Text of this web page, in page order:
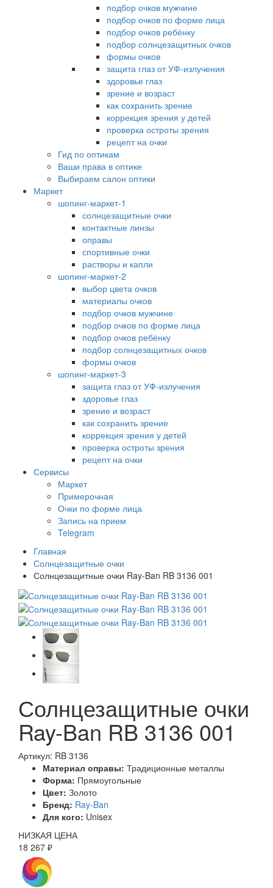
подбор очков мужчине
подбор очков по форме лица
подбор очков ребёнку
подбор солнцезащитных очков
формы очков
защита глаз от УФ-излучения
здоровье глаз
зрение и возраст
как сохранить зрение
коррекция зрения у детей
проверка остроты зрения
рецепт на очки
Гид по оптикам
Ваши права в оптике
Выбираем салон оптики
Маркет
шопинг-маркет-1
солнцезащитные очки
контактные линзы
оправы
спортивные очки
растворы и капли
шопинг-маркет-2
выбор цвета очков
материалы очков
подбор очков мужчине
подбор очков по форме лица
подбор очков ребёнку
подбор солнцезащитных очков
формы очков
шопинг-маркет-3
защита глаз от УФ-излучения
здоровье глаз
зрение и возраст
как сохранить зрение
коррекция зрения у детей
проверка остроты зрения
рецепт на очки
Сервисы
Маркет
Примерочная
Очки по форме лица
Запись на прием
Telegram
Главная
Солнцезащитные очки
Солнцезащитные очки Ray-Ban RB 3136 001
Солнцезащитные очки
Ray-Ban RB 3136 001
Артикул: RB 3136
Материал оправы: Традиционные металлы
Форма: Прямоугольные
Цвет: Золото
Бренд: Ray-Ban
Для кого: Unisex
НИЗКАЯ ЦЕНА
18 267 ₽